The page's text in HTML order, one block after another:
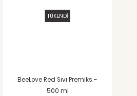
TÜKENDİ
BeeLove Red Sıvı Premiks -
500 ml